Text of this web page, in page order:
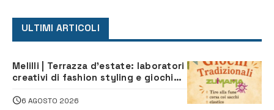
ULTIMI ARTICOLI
Melilli | Terrazza d’estate: laboratori
creativi di fashion styling e giochi
iscriversi
6 AGOSTO 2026